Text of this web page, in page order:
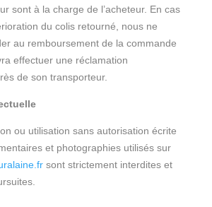
sont à la charge de l’acheteur. En cas
du colis retourné, nous ne
au remboursement de la commande
effectuer une réclamation
de son transporteur.
ou utilisation sans autorisation écrite
et photographies utilisés sur
sont strictement interdites et